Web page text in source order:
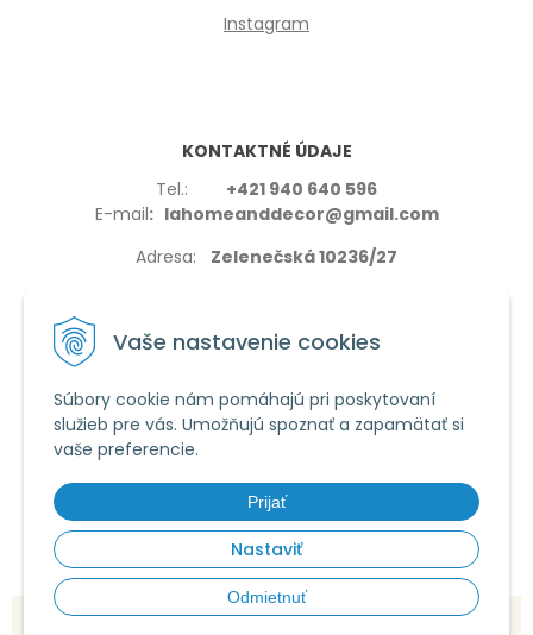
Vaše nastavenie cookies
Súbory cookie nám pomáhajú pri poskytovaní
služieb pre vás. Umožňujú spoznať a zapamätať si
vaše preferencie.
Prijať
Nastaviť
Odmietnuť
Instagram
KONTAKTNÉ ÚDAJE
Tel.: +421 940 640 596
E-mail: lahomeanddecor@gmail.com
Adresa: Zelenečská 10236/27
VŠETKO O NÁKUPE
Používanie cookies
Obchodné podmienky
© 2026 La home & decor •tvorba eshopu cez UNIobchod,webhosting